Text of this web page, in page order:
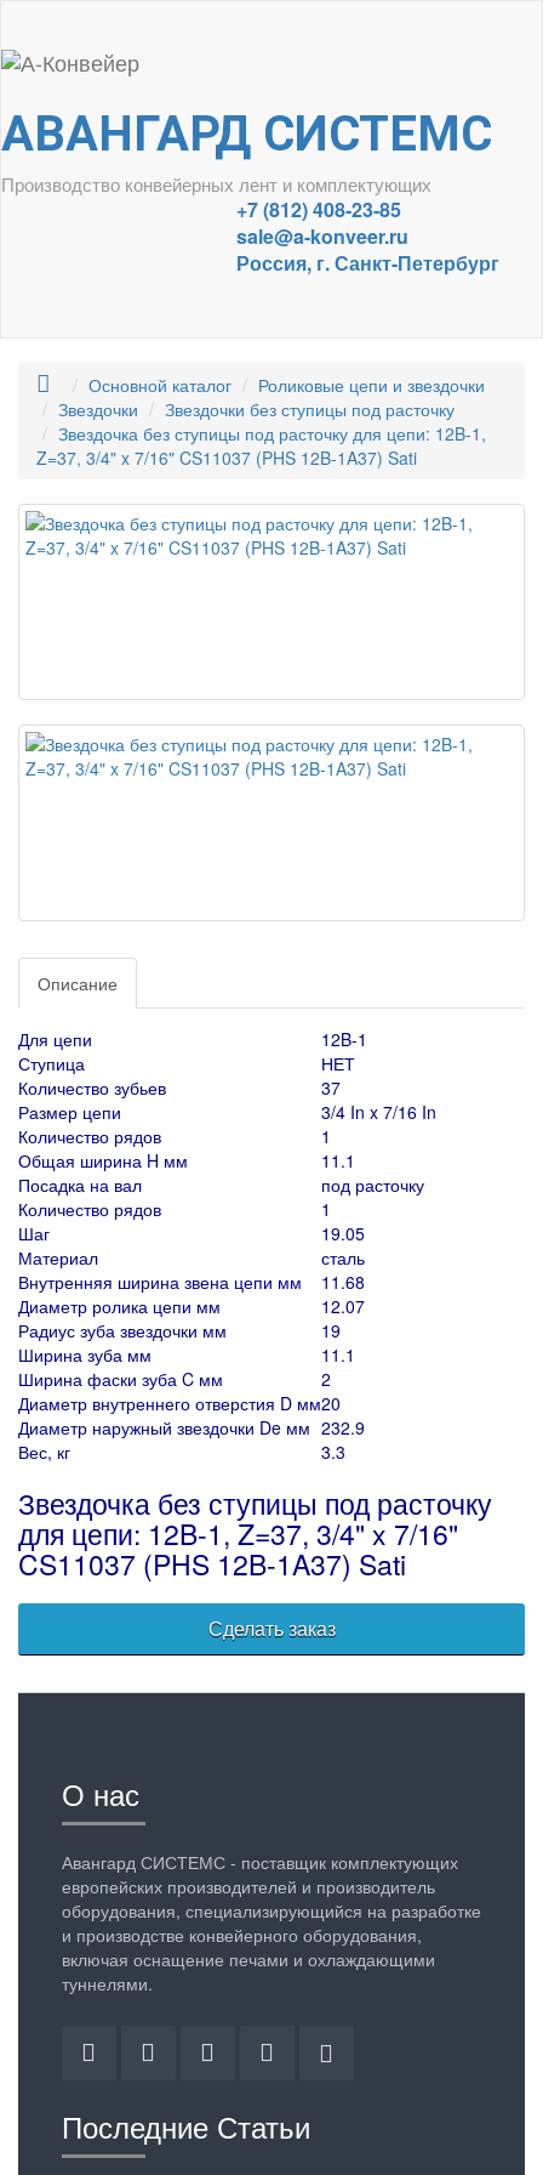
АВАНГАРД СИСТЕМС
Производство конвейерных лент и комплектующих
+7 (812) 408-23-85
sale@a-konveer.ru
Россия, г. Санкт-Петербург
Основной каталог
Роликовые цепи и звездочки
Звездочки
Звездочки без ступицы под расточку
Звездочка без ступицы под расточку для цепи: 12B-1,
Z=37, 3/4" x 7/16" CS11037 (PHS 12B-1A37) Sati
Описание
Для цепи
12B-1
Ступица
НЕТ
Количество зубьев
37
Размер цепи
3/4 In x 7/16 In
Количество рядов
1
Общая ширина H мм
11.1
Посадка на вал
под расточку
Количество рядов
1
Шаг
19.05
Материал
сталь
Внутренняя ширина звена цепи мм
11.68
Диаметр ролика цепи мм
12.07
Радиус зуба звездочки мм
19
Ширина зуба мм
11.1
Ширина фаски зуба C мм
2
Диаметр внутреннего отверстия D мм20
Диаметр наружный звездочки De мм 232.9
Вес, кг
3.3
Звездочка без ступицы под расточку
для цепи: 12B-1, Z=37, 3/4" x 7/16"
CS11037 (PHS 12B-1A37) Sati
Сделать заказ
О нас
Авангард СИСТЕМС - поставщик комплектующих
европейских производителей и производитель
оборудования, специализирующийся на разработке
и производстве конвейерного оборудования,
включая оснащение печами и охлаждающими
туннелями.
Последние Статьи